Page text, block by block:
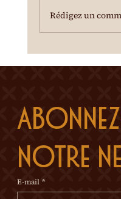
notre
E-mail *
Rédigez un